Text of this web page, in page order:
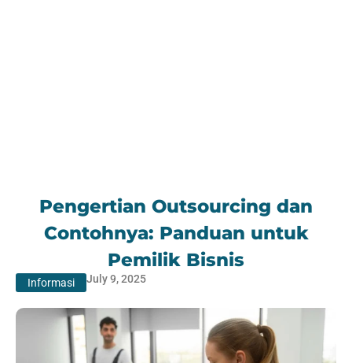
Informasi July 9, 2025
Pengertian Outsourcing dan
Contohnya: Panduan untuk
Pemilik Bisnis